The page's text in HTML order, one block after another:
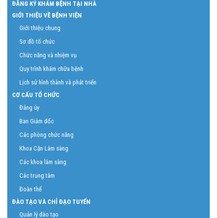
Phòng Quản lý chất lượng
ĐĂNG KÝ KHÁM BỆNH TẠI NHÀ
GIỚI THIỆU VỀ BỆNH VIỆN
Giới thiệu chung
Sơ đồ tổ chức
Chức năng và nhiệm vụ
Quy trình khám chữa bệnh
Lịch sử hình thành và phát triển
CƠ CẤU TỔ CHỨC
Đảng ủy
Ban Giám đốc
Các phòng chức năng
Khoa Cận Lâm sàng
Các khoa lâm sàng
Các trung tâm
Đoàn thể